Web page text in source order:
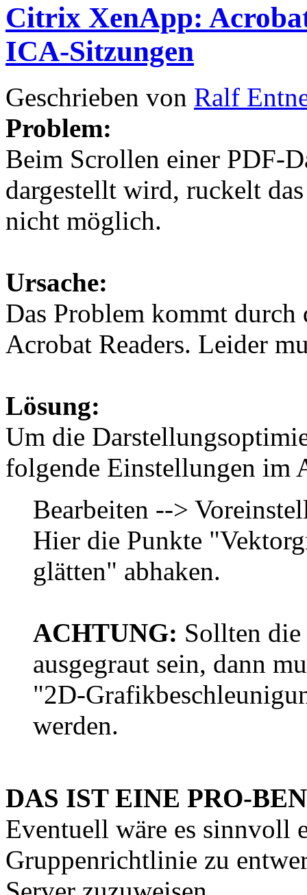
Citrix XenApp:
ICA-Sitzungen
Geschrieben von Ralf
Problem:
Beim Scrollen einer PDF-
dargestellt wird, ruckelt
nicht möglich.
Ursache:
Das Problem kommt
Acrobat Readers. Leider
Lösung:
Um die
folgende Einstellungen im
Bearbeiten -->
Hier die Punkte
glätten" abhaken.
ACHTUNG: Sollten die
ausgegraut sein, dann
"2D-
werden.
DAS IST EINE PRO-
Eventuell wäre es sinnvoll
Gruppenrichtlinie zu